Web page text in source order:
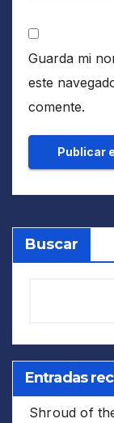
Guarda mi
este
comente.
Buscar
Entradas
Shroud of